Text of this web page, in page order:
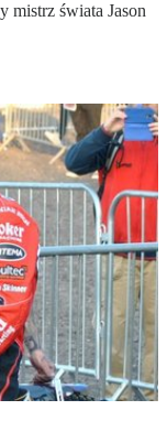
mistrz świata Jason